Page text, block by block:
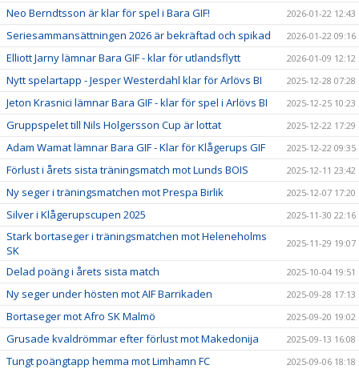
Neo Berndtsson är klar för spel i Bara GIF! 2026-01-22 12:43
Seriesammansättningen 2026 är bekräftad och spikad 2026-01-22 09:16
Elliott Jarny lämnar Bara GIF - klar för utlandsflytt 2026-01-09 12:12
Nytt spelartapp - Jesper Westerdahl klar för Arlövs BI 2025-12-28 07:28
Jeton Krasnici lämnar Bara GIF - klar för spel i Arlövs BI 2025-12-25 10:23
Gruppspelet till Nils Holgersson Cup är lottat 2025-12-22 17:29
Adam Wamat lämnar Bara GIF - Klar för Klågerups GIF 2025-12-22 09:35
Förlust i årets sista träningsmatch mot Lunds BOIS 2025-12-11 23:42
Ny seger i träningsmatchen mot Prespa Birlik 2025-12-07 17:20
Silver i Klågerupscupen 2025 2025-11-30 22:16
Stark bortaseger i träningsmatchen mot Heleneholms
SK
2025-11-29 19:07
Delad poäng i årets sista match 2025-10-04 19:51
Ny seger under hösten mot AIF Barrikaden 2025-09-28 17:13
Bortaseger mot Afro SK Malmö 2025-09-20 19:02
Grusade kvaldrömmar efter förlust mot Makedonija 2025-09-13 16:08
Tungt poängtapp hemma mot Limhamn FC 2025-09-06 18:18